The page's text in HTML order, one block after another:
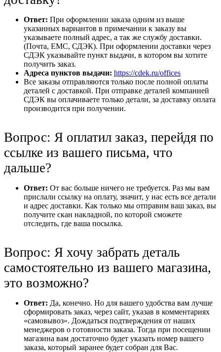
Ответ: При оформлении заказа одним из выше
указанных вариантов в примечании к заказу вы
указываете полный адрес, а так же службу доставки.
(Почта, ЕМС, СДЭК). При оформлении доставки через
СДЭК указывайте пункт выдачи, в котором вы хотите
получить заказ.
Адреса пунктов выдачи: https://cdek.ru/offices
Все заказы отправляются только после полной оплаты
деталей с доставкой. При отправке деталей компанией
СДЭК вы оплачиваете только детали, за доставку оплата
производится при получении.
Вопрос: Я оплатил заказ, перейдя по
ссылке из вашего письма, что
дальше?
Ответ: От вас больше ничего не требуется. Раз мы вам
прислали ссылку на оплату, значит, у нас есть все детали
и адрес доставки. Как только мы отправим ваш заказ, вы
получите скан накладной, по которой сможете
отследить, где ваша посылка.
Вопрос: Я хочу забрать деталь
самостоятельно из вашего магазина,
это возможно?
Ответ: Да, конечно. Но для вашего удобства вам лучше
сформировать заказ, через сайт, указав в комментариях
«самовывоз». Дождаться подтверждения от наших
менеджеров о готовности заказа. Тогда при посещении
магазина вам достаточно будет указать номер вашего
заказа, который заранее будет собран для Вас.